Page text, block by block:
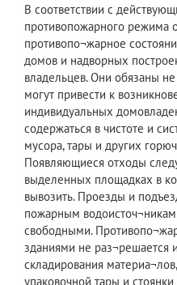
В соответствии с
противопожарного режима
противопо¬жарное
домов и надворных
владельцев. Они обязаны
могут привести к
индивидуальных
содержаться в чистоте и
мусора, тары и других
Появляющиеся отходы
выделенных площадках в
вывозить. Проезды и
пожарным
свободными.
зданиями не раз¬решается
складирования
упаковочной тары и